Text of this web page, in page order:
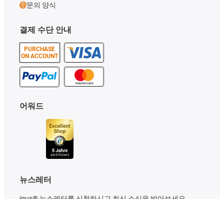
결제 수단 안내
PURCHASE
ON ACCOUNT
어워드
뉴스레터
문의 양식